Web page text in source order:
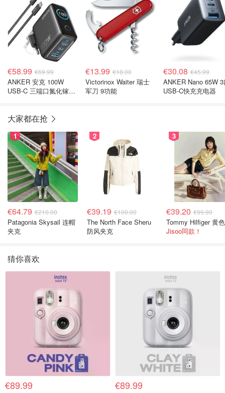
€58.99 €69.99
ANKER 安克 100W
USB-C 三端口氮化镓充
€13.99 €18.00
Victorinox Waiter 瑞士
军刀 9功能
€30.08 €45.99
ANKER Nano 65W
USB-C快充充电器
大家都在抢
1
€64.79 €210.00
Patagonia Skysail 连帽
夹克
2
€39.19 €100.00
The North Face Sheru
防风夹克
3
€39.20 €99.90
Jisoo同款！
猜你喜欢
€89.99 €89.99